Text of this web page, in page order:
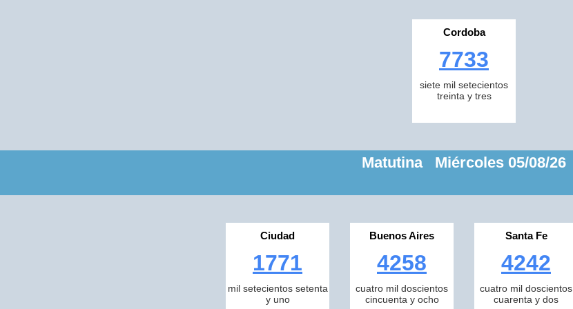
Cordoba
7733
siete mil setecientos
treinta y tres
Matutina Miércoles 05/08/26
Ciudad
1771
mil setecientos setenta
y uno
Buenos Aires
4258
cuatro mil doscientos
cincuenta y ocho
Santa Fe
4242
cuatro mil doscientos
cuarenta y dos